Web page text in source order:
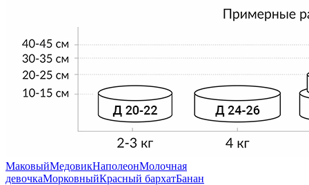
МаковыйМедовикНаполеонМолочная
девочкаМорковныйКрасный бархатБанан